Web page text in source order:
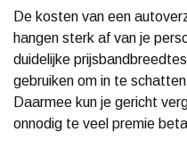
De kosten van een
hangen sterk af van je
duidelijke
gebruiken om in te
Daarmee kun je gericht
onnodig te veel premie